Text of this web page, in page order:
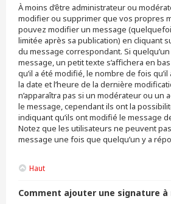
À moins d’être administrateur ou
modifier ou supprimer que vos propres
pouvez modifier un message
limitée après sa publication) en cliquant
du message correspondant. Si
message, un petit texte s’affichera en
qu’il a été modifié, le nombre de fois
la date et l’heure de la dernière
n’apparaîtra pas si un modérateur ou un
le message, cependant ils ont la
indiquant qu’ils ont modifié le message
Notez que les utilisateurs ne peuvent
message une fois que quelqu’un y a
Haut
Comment ajouter une signature à